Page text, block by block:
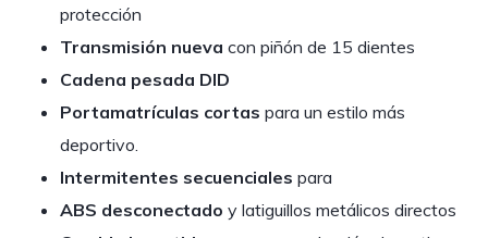
protección
Transmisión nueva con piñón de 15 dientes
Cadena pesada DID
Portamatrículas cortas para un estilo más
deportivo.
Intermitentes secuenciales para
ABS desconectado y latiguillos metálicos directos